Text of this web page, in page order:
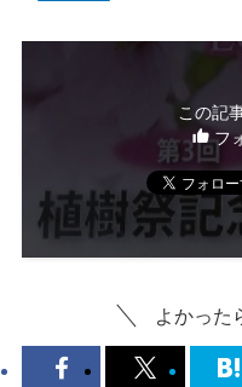
この記
フ
よかった